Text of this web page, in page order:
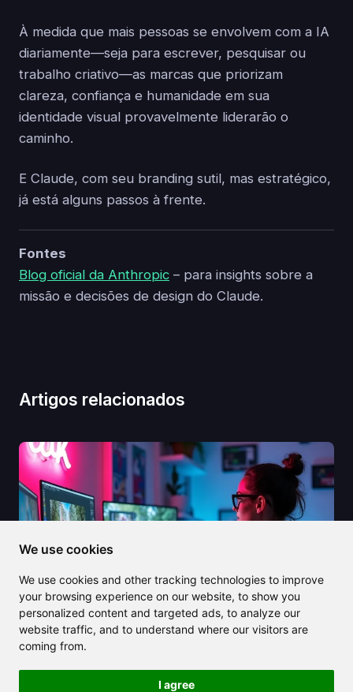
We use cookies
We use cookies and other tracking technologies to improve
your browsing experience on our website, to show you
personalized content and targeted ads, to analyze our
website traffic, and to understand where our visitors are
coming from.
I agree
À medida que mais pessoas se envolvem com a IA
diariamente—seja para escrever, pesquisar ou
trabalho criativo—as marcas que priorizam
clareza, confiança e humanidade em sua
identidade visual provavelmente liderarão o
caminho.
E Claude, com seu branding sutil, mas estratégico,
já está alguns passos à frente.
Fontes
Blog oficial da Anthropic – para insights sobre a
missão e decisões de design do Claude.
Artigos relacionados
2025/08/04